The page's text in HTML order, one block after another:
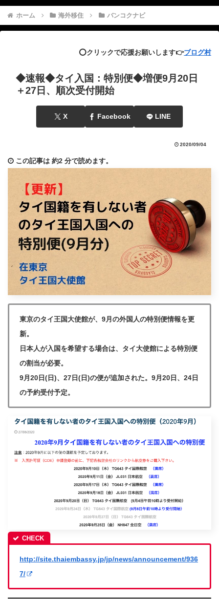
ホーム 海外移住 バンコクナビ
⭕️クリックで応援お願いします👉ブログ村
◆速報◆タイ入国：特別便◆増便9月20日
＋27日、順次受付開始
X Facebook LINE
2020/09/04
この記事は 約2 分で読めます。
東京のタイ王国大使館が、9月の外国人の特別便情報を更
新。
日本人が入国を希望する場合は、タイ大使館による特別便
の割当が必要。
9月20日(日)、27日(日)の便が追加された。9月20日、24日
の予約受付予定。
http://site.thaiembassy.jp/jp/news/announcement/936
7/